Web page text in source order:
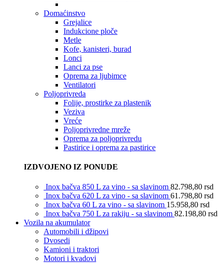
Domaćinstvo
Grejalice
Indukcione ploče
Metle
Kofe, kanisteri, burad
Lonci
Lanci za pse
Oprema za ljubimce
Ventilatori
Poljoprivreda
Folije, prostirke za plastenik
Veziva
Vreće
Poljoprivredne mreže
Oprema za poljoprivredu
Pastirice i oprema za pastirice
IZDVOJENO IZ PONUDE
Inox bačva 850 L za vino - sa slavinom 82.798,80 rsd
Inox bačva 620 L za vino - sa slavinom 61.798,80 rsd
Inox bačva 60 L za vino - sa slavinom 15.958,80 rsd
Inox bačva 750 L za rakiju - sa slavinom 82.198,80 rsd
Vozila na akumulator
Automobili i džipovi
Dvosedi
Kamioni i traktori
Motori i kvadovi